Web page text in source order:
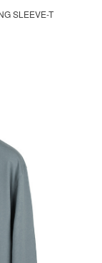
SLEEVE-T